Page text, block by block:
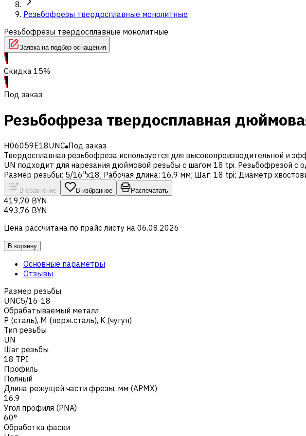
Резьбофрезы твердосплавные монолитные
Резьбофрезы твердосплавные монолитные
Заявка на подбор оснащения
Скидка 15%
Под заказ
Резьбофреза твердосплавная
H06059E18UNC Под заказ
Твердосплавная резьбофреза используется для высокопроизводительной и
UN подходит для нарезания дюймовой резьбы с шагом 18 tpi. Резьбофрезой
Размер резьбы: 5/16"x18; Рабочая длина: 16.9 мм; Шаг: 18 tpi; Диаметр
В сравнение В избранное Распечатать
419,70 BYN
493,76 BYN
Цена рассчитана по прайс листу на 06.08.2026
В корзину
Основные параметры
Отзывы
Размер резьбы
UNC5/16-18
Обрабатываемый металл
Р (сталь), M (нерж.сталь), K (чугун)
Тип резьбы
UN
Шаг резьбы
18 TPI
Профиль
Полный
Длина режущей части фрезы, мм (APMX)
16.9
Угол профиля (PNA)
60°
Обработка фаски